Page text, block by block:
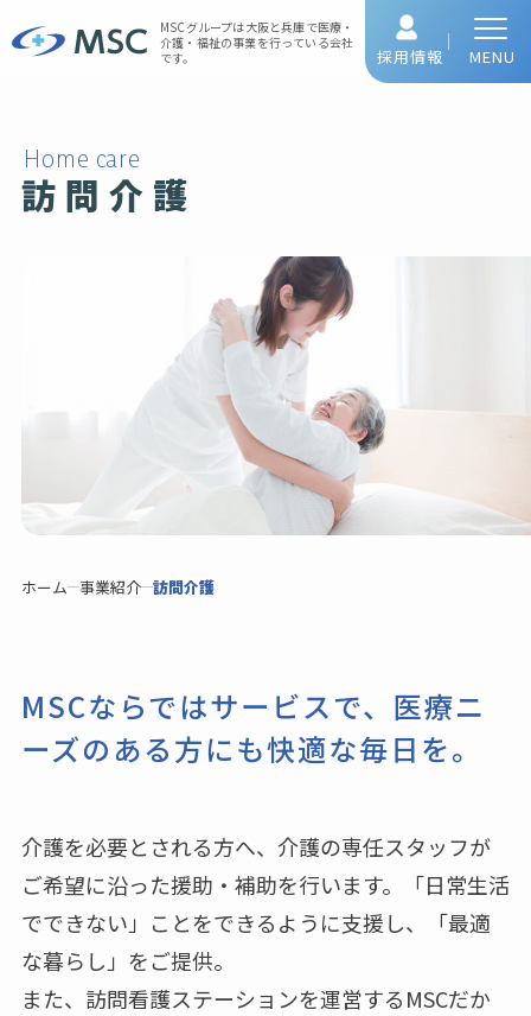
MSCグループは大阪と兵庫で医療・
介護・福祉の事業を行っている会社
です。
MENU
採用情報
訪問介護
Home care
ホーム 事業紹介 訪問介護
MSCならではサービスで、医療ニ
ーズのある方にも快適な毎日を。
介護を必要とされる方へ、介護の専任スタッフが
ご希望に沿った援助・補助を行います。「日常生活
でできない」ことをできるように支援し、「最適
な暮らし」をご提供。
また、訪問看護ステーションを運営するMSCだか